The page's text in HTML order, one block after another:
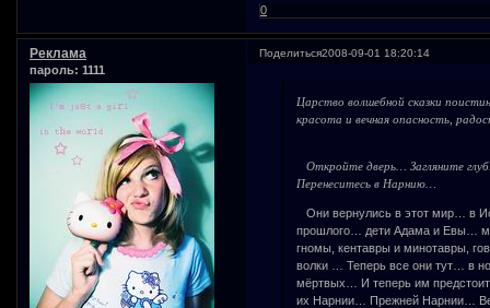
0
Поделиться2008-09-01 18:20:14
Реклама
пароль: 1111
Царство волшебной сказки
красота и вечная опасность,
Откройте дверь… Загляните
Перенеситесь в Нарнию…
Они вернулись в этот мир… в
прошлого… дети Адама и Евы…
гномы, кентавры и минотавры,
волки … Теперь все они тут… в
мёртвых… И теперь им
их Нарнии… Прежней Нарнии…